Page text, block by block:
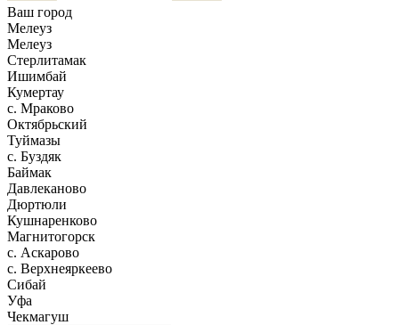
Ваш город
Мелеуз
Мелеуз
Стерлитамак
Ишимбай
Кумертау
c. Мраково
Октябрьский
Туймазы
c. Буздяк
Баймак
Давлеканово
Дюртюли
Кушнаренково
Магнитогорск
с. Аскарово
с. Верхнеяркеево
Сибай
Уфа
Чекмагуш